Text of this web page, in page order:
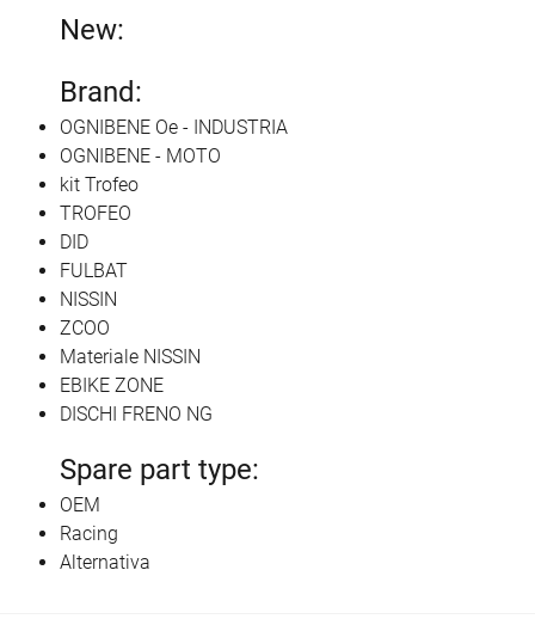
New:
Brand:
OGNIBENE Oe - INDUSTRIA
OGNIBENE - MOTO
kit Trofeo
TROFEO
DID
FULBAT
NISSIN
ZCOO
Materiale NISSIN
EBIKE ZONE
DISCHI FRENO NG
Spare part type:
OEM
Racing
Alternativa